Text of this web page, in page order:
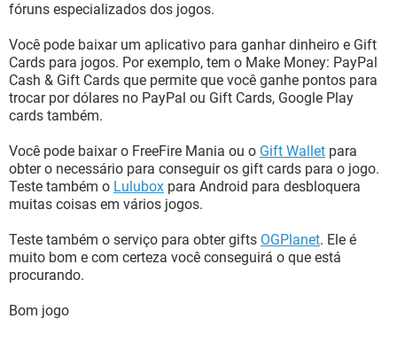
fóruns especializados dos jogos.
Você pode baixar um aplicativo para ganhar dinheiro e Gift
Cards para jogos. Por exemplo, tem o Make Money: PayPal
Cash & Gift Cards que permite que você ganhe pontos para
trocar por dólares no PayPal ou Gift Cards, Google Play
cards também.
Você pode baixar o FreeFire Mania ou o Gift Wallet para
obter o necessário para conseguir os gift cards para o jogo.
Teste também o Lulubox para Android para desbloquera
muitas coisas em vários jogos.
Teste também o serviço para obter gifts OGPlanet. Ele é
muito bom e com certeza você conseguirá o que está
procurando.
Bom jogo